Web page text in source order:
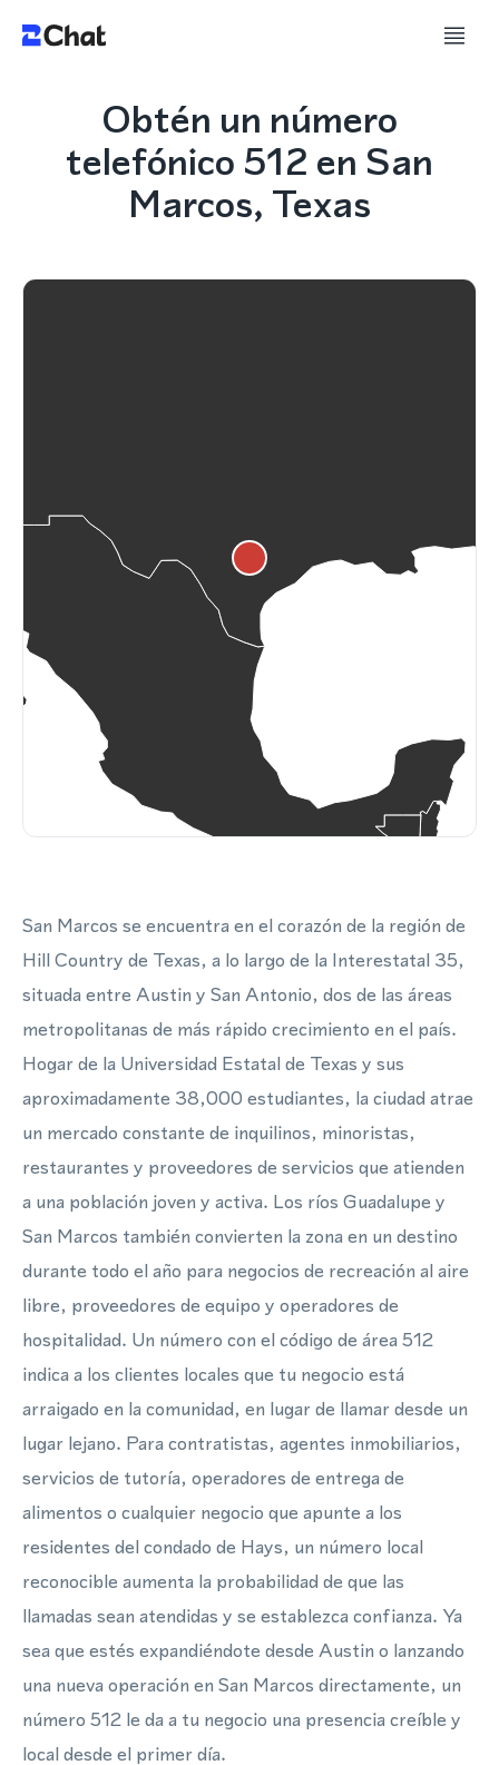
Obtén un número
telefónico 512 en San
Marcos, Texas
San Marcos se encuentra en el corazón de la región de
Hill Country de Texas, a lo largo de la Interestatal 35,
situada entre Austin y San Antonio, dos de las áreas
metropolitanas de más rápido crecimiento en el país.
Hogar de la Universidad Estatal de Texas y sus
aproximadamente 38,000 estudiantes, la ciudad atrae
un mercado constante de inquilinos, minoristas,
restaurantes y proveedores de servicios que atienden
a una población joven y activa. Los ríos Guadalupe y
San Marcos también convierten la zona en un destino
durante todo el año para negocios de recreación al aire
libre, proveedores de equipo y operadores de
hospitalidad. Un número con el código de área 512
indica a los clientes locales que tu negocio está
arraigado en la comunidad, en lugar de llamar desde un
lugar lejano. Para contratistas, agentes inmobiliarios,
servicios de tutoría, operadores de entrega de
alimentos o cualquier negocio que apunte a los
residentes del condado de Hays, un número local
reconocible aumenta la probabilidad de que las
llamadas sean atendidas y se establezca confianza. Ya
sea que estés expandiéndote desde Austin o lanzando
una nueva operación en San Marcos directamente, un
número 512 le da a tu negocio una presencia creíble y
local desde el primer día.